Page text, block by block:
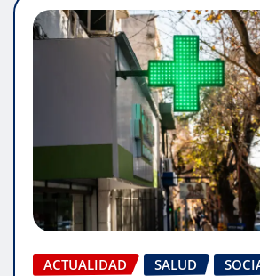
ACTUALIDAD SALUD